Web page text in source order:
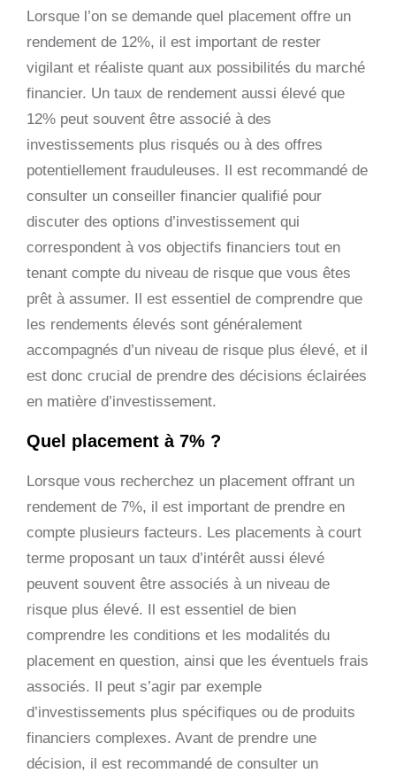
Lorsque l’on se demande quel placement offre un
rendement de 12%, il est important de rester
vigilant et réaliste quant aux possibilités du marché
financier. Un taux de rendement aussi élevé que
12% peut souvent être associé à des
investissements plus risqués ou à des offres
potentiellement frauduleuses. Il est recommandé de
consulter un conseiller financier qualifié pour
discuter des options d’investissement qui
correspondent à vos objectifs financiers tout en
tenant compte du niveau de risque que vous êtes
prêt à assumer. Il est essentiel de comprendre que
les rendements élevés sont généralement
accompagnés d’un niveau de risque plus élevé, et il
est donc crucial de prendre des décisions éclairées
en matière d’investissement.
Quel placement à 7% ?
Lorsque vous recherchez un placement offrant un
rendement de 7%, il est important de prendre en
compte plusieurs facteurs. Les placements à court
terme proposant un taux d’intérêt aussi élevé
peuvent souvent être associés à un niveau de
risque plus élevé. Il est essentiel de bien
comprendre les conditions et les modalités du
placement en question, ainsi que les éventuels frais
associés. Il peut s’agir par exemple
d’investissements plus spécifiques ou de produits
financiers complexes. Avant de prendre une
décision, il est recommandé de consulter un